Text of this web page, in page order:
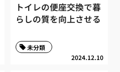
トイレの便座交換で暮
らしの質を向上させる
2024.12.10
未分類